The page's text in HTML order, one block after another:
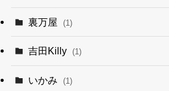
裏万屋 (1)
吉田Killy (1)
いかみ (1)